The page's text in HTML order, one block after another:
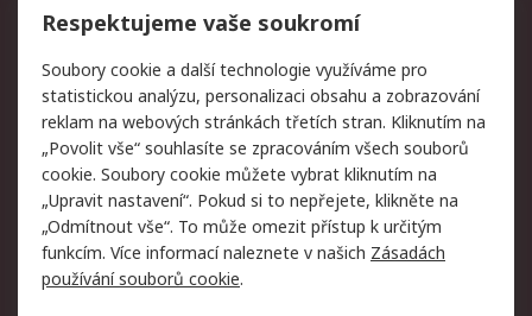
Právní
Autorská práva
Obchodní podmínky
společnosti RS
Prohlášení o ochraně
údajů
Zabezpečení
elektronické pošty
Zásady pro soubory
cookie
Zásady ochrany
osobních údajů
Respektujeme vaše soukromí
Soubory cookie a další technologie využíváme pro
statistickou analýzu, personalizaci obsahu a zobrazování
reklam na webových stránkách třetích stran. Kliknutím na
„Povolit vše“ souhlasíte se zpracováním všech souborů
cookie. Soubory cookie můžete vybrat kliknutím na
„Upravit nastavení“. Pokud si to nepřejete, klikněte na
„Odmítnout vše“. To může omezit přístup k určitým
funkcím. Více informací naleznete v našich Zásadách
používání souborů cookie.